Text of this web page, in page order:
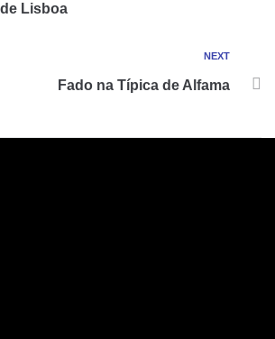
Lisboa
NEXT
Fado na Típica de Alfama